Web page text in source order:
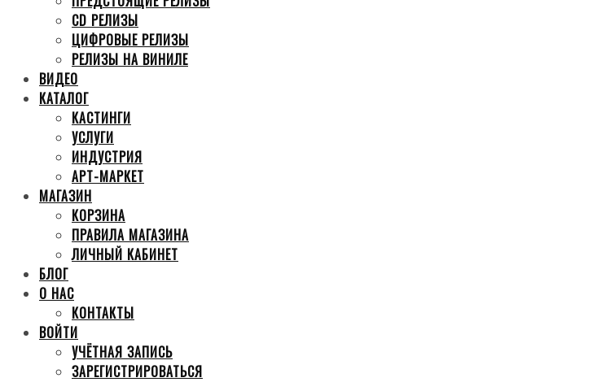
CD РЕЛИЗЫ
ЦИФРОВЫЕ РЕЛИЗЫ
РЕЛИЗЫ НА ВИНИЛЕ
ВИДЕО
КАТАЛОГ
КАСТИНГИ
УСЛУГИ
ИНДУСТРИЯ
АРТ-МАРКЕТ
МАГАЗИН
КОРЗИНА
ПРАВИЛА МАГАЗИНА
ЛИЧНЫЙ КАБИНЕТ
БЛОГ
О НАС
КОНТАКТЫ
ВОЙТИ
УЧЁТНАЯ ЗАПИСЬ
ЗАРЕГИСТРИРОВАТЬСЯ